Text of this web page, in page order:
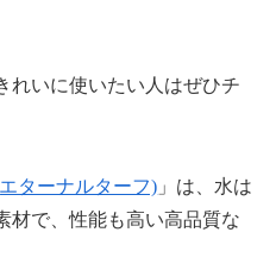
れいに使いたい人はぜひチ
ターナルターフ) 」は、水は
材で、性能も高い高品質な